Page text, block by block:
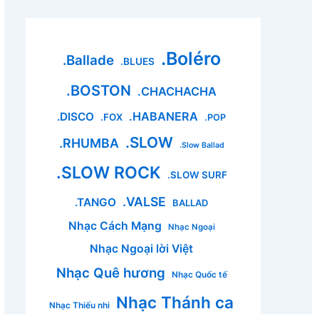
.Ballade .BLUES .Boléro
.BOSTON .CHACHACHA
.DISCO .FOX .HABANERA .POP
.RHUMBA .SLOW .Slow Ballad
.SLOW ROCK .SLOW SURF
.TANGO .VALSE BALLAD
Nhạc Cách Mạng Nhạc Ngoại
Nhạc Ngoại lời Việt
Nhạc Quê hương Nhạc Quốc tế
Nhạc Thiếu nhi Nhạc Thánh ca